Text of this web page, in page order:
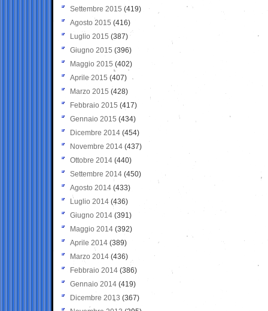
Settembre 2015 (419)
Agosto 2015 (416)
Luglio 2015 (387)
Giugno 2015 (396)
Maggio 2015 (402)
Aprile 2015 (407)
Marzo 2015 (428)
Febbraio 2015 (417)
Gennaio 2015 (434)
Dicembre 2014 (454)
Novembre 2014 (437)
Ottobre 2014 (440)
Settembre 2014 (450)
Agosto 2014 (433)
Luglio 2014 (436)
Giugno 2014 (391)
Maggio 2014 (392)
Aprile 2014 (389)
Marzo 2014 (436)
Febbraio 2014 (386)
Gennaio 2014 (419)
Dicembre 2013 (367)